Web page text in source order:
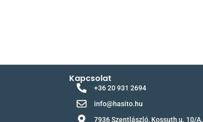
Kapcsolat
+36 20 931 2694
info@hasito.hu
7936 Szentlászló, Kossuth u. 10/A.